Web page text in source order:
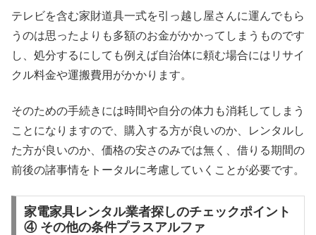
テレビを含む家財道具一式を引っ越し屋さんに運んでもら
うのは思ったよりも多額のお金がかかってしまうものです
し、処分するにしても例えば自治体に頼む場合にはリサイ
クル料金や運搬費用がかかります。
そのための手続きには時間や自分の体力も消耗してしまう
ことになりますので、購入する方が良いのか、レンタルし
た方が良いのか、価格の安さのみでは無く、借りる期間の
前後の諸事情をトータルに考慮していくことが必要です。
家電家具レンタル業者探しのチェックポイント
④ その他の条件プラスアルファ